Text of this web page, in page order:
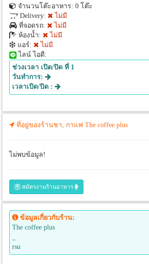
จำนวนโต๊ะอาหาร: 0 โต๊ะ
Delivery: ไม่มี
ที่จอดรถ: ไม่มี
ห้องน้ำ: ไม่มี
แอร์: ไม่มี
ไลน์ ไอดี:
ช่วงเวลา เปิด/ปิด ที่ 1
วันทำการ:
เวลาเปิด/ปิด :
ที่อยู่ของร้านชา, กาแฟ The​ coffee​ ​plus
ไม่พบข้อมูล!
สมัครงานร้านอาหาร
ข้อมูลเกี่ยวกับร้าน:
The​ coffee​ plus
rsu